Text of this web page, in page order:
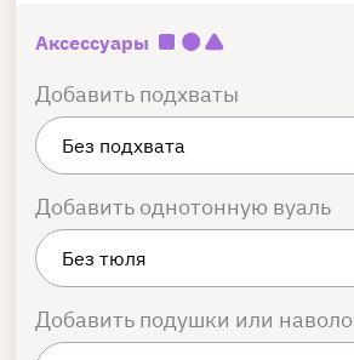
Аксессуары
Добавить подхваты
Добавить однотонную вуаль
Добавить подушки или